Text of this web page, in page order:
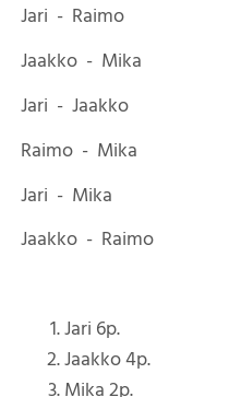
Jari -
Jaakko -
Jari -
Raimo -
Jari - Mika
Jaakko -
Jari 6p.
Jaakko 4p.